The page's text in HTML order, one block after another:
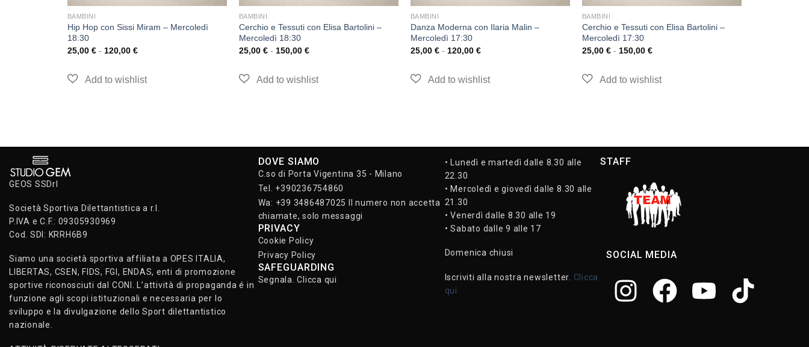
BAMBINI
Hip Hop con Sissi Miram – Mercoledì
18:30
25,00 € - 120,00 €
BAMBINI
Cerchio e Tessuti con Elisa Bartolini –
Mercoledì 18:30
25,00 € - 150,00 €
BAMBINI
Danza Moderna con Ilaria Malin –
Mercoledì 17:30
25,00 € - 120,00 €
BAMBINI
Cerchio e Tessuti con Elisa Bartolini –
Mercoledì 17:30
25,00 € - 150,00 €
GEOS SSDrl
Società Sportiva Dilettantistica a r.l.
P.IVA e C.F.: 09305930969
Cod. SDI: KRRH6B9
Siamo una società sportiva affiliata a OPES ITALIA,
LIBERTAS, CSEN, FIDS, FGI, ENDAS, enti di promozione
sportive riconosciuti dal CONI. L’attività di propaganda é in
funzione agli scopi istituzionali e necessaria per lo
sviluppo e la divulgazione dello Sport dilettantistico
nazionale.
DOVE SIAMO
C.so di Porta Vigentina 35 - Milano
Tel. +390236754860
Wa: +39 3486487025 Il numero non accetta
chiamate, solo messaggi
PRIVACY
Cookie Policy
Privacy Policy
SAFEGUARDING
Segnala. Clicca qui
• Lunedì e martedì dalle 8.30 alle
22.30
• Mercoledì e giovedì dalle 8.30 alle
21.30
• Venerdì dalle 8.30 alle 19
• Sabato dalle 9 alle 17
Domenica chiusi
Iscriviti alla nostra newsletter. Clicca
qui
STAFF
SOCIAL MEDIA